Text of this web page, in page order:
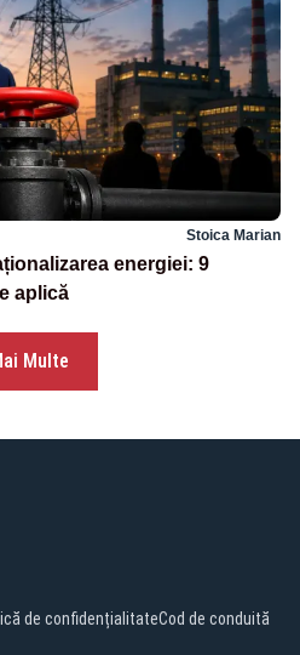
Stoica Marian
energiei: 9
aplică
Multe
de confidențialitateCod de conduită